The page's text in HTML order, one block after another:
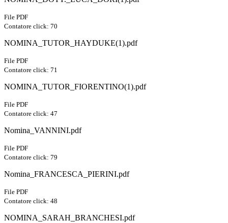
File PDF
Contatore click: 70
NOMINA_TUTOR_HAYDUKE(1).pdf
File PDF
Contatore click: 71
NOMINA_TUTOR_FIORENTINO(1).pdf
File PDF
Contatore click: 47
Nomina_VANNINI.pdf
File PDF
Contatore click: 79
Nomina_FRANCESCA_PIERINI.pdf
File PDF
Contatore click: 48
NOMINA_SARAH_BRANCHESI.pdf